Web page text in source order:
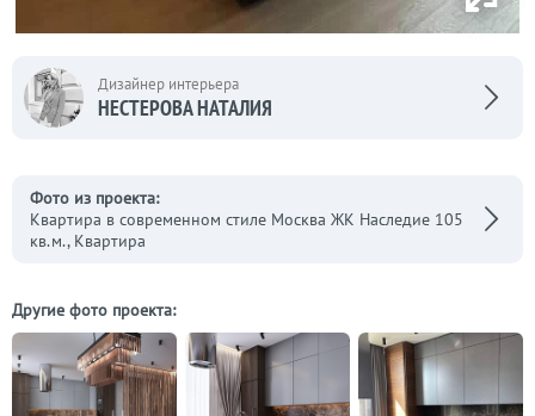
Дизайнер интерьера
НЕСТЕРОВА НАТАЛИЯ
Фото из проекта:
Квартира в современном стиле Москва ЖК Наследие 105
кв.м., Квартира
Другие фото проекта: